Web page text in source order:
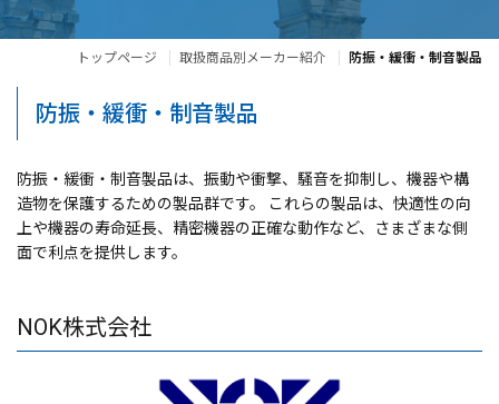
トップページ 取扱商品別メーカー紹介 防振・緩衝・制音製品
防振・緩衝・制音製品
防振・緩衝・制音製品は、振動や衝撃、騒音を抑制し、機器や構
造物を保護するための製品群です。 これらの製品は、快適性の向
上や機器の寿命延長、精密機器の正確な動作など、さまざまな側
面で利点を提供します。
NOK株式会社